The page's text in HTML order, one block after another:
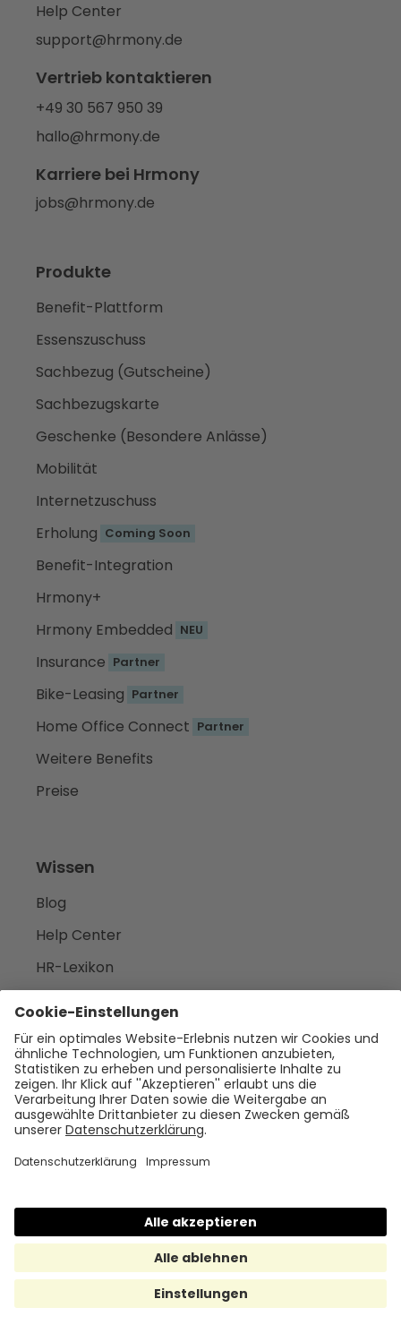
Help Center
support@hrmony.de
Vertrieb kontaktieren
+49 30 567 950 39
hallo@hrmony.de
Karriere bei Hrmony
jobs@hrmony.de
Produkte
Benefit-Plattform
Essenszuschuss
Sachbezug (Gutscheine)
Sachbezugskarte
Geschenke (Besondere Anlässe)
Mobilität
Internetzuschuss
Erholung Coming Soon
Benefit-Integration
Hrmony+
Hrmony Embedded NEU
Insurance Partner
Bike-Leasing Partner
Home Office Connect Partner
Weitere Benefits
Preise
Wissen
Blog
Help Center
HR-Lexikon
Webinare
Newsletter
Tools
Stellenanzeigen-Check
Burnout-Check
Benefit-Kommunikation
AI Act HR-Check